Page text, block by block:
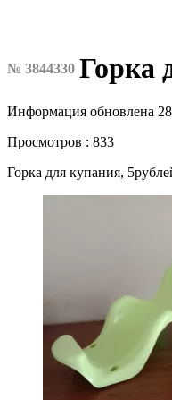
№ 3844330 Горка
Информация обновлена
Просмотров : 833
Горка для купания,